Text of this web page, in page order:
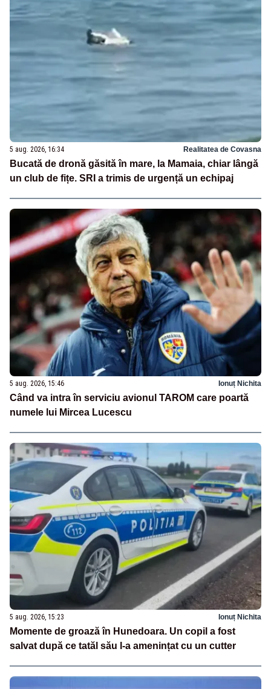
5 aug. 2026, 16:34 Realitatea de Covasna
Bucată de dronă găsită în mare, la Mamaia, chiar lângă
un club de fițe. SRI a trimis de urgență un echipaj
5 aug. 2026, 15:46 Ionuț Nichita
Când va intra în serviciu avionul TAROM care poartă
numele lui Mircea Lucescu
5 aug. 2026, 15:23 Ionuț Nichita
Momente de groază în Hunedoara. Un copil a fost
salvat după ce tatăl său l-a amenințat cu un cutter